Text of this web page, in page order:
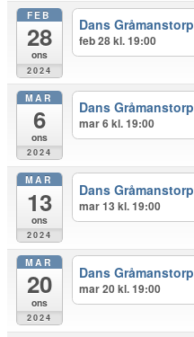
FEB
28
ons
2024
Dans Gråmanstorp
feb 28 kl. 19:00
MAR
6
ons
2024
Dans Gråmanstorp
mar 6 kl. 19:00
MAR
13
ons
2024
Dans Gråmanstorp
mar 13 kl. 19:00
MAR
20
ons
2024
Dans Gråmanstorp
mar 20 kl. 19:00